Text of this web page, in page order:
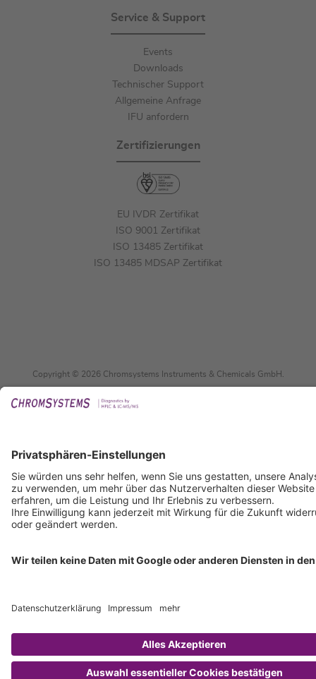
Service & Support
Events
Downloads
Technischer Support
Allgemeine Anfrage
IFU anfordern
Zertifizierungen
EU IVDR Zertifikat
ISO 9001 Zertifikat
ISO 13485 Zertifikat
ISO 13485 MDSAP Zertifikat
Copyright © 2026 Chromsystems Instruments & Chemicals GmbH.